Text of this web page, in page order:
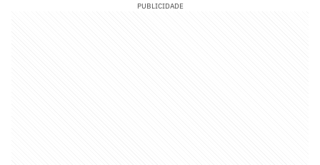
PUBLICIDADE